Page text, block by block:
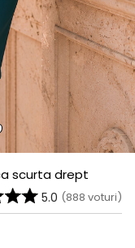
scurta drept
5.0 (888 voturi)